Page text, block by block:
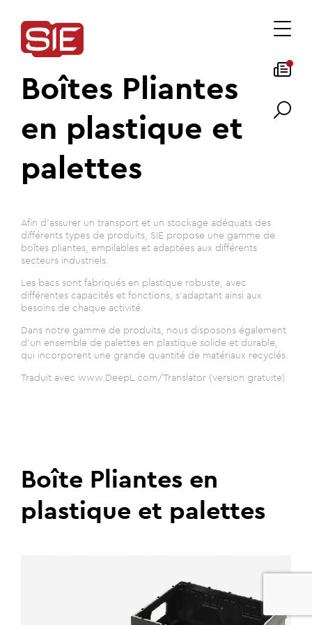
Boîtes Pliantes
en plastique et
palettes
Afin d'assurer un transport et un stockage adéquats des
différents types de produits, SIE propose une gamme de
boîtes pliantes, empilables et adaptées aux différents
secteurs industriels.
Les bacs sont fabriqués en plastique robuste, avec
différentes capacités et fonctions, s'adaptant ainsi aux
besoins de chaque activité.
Dans notre gamme de produits, nous disposons également
d'un ensemble de palettes en plastique solide et durable,
qui incorporent une grande quantité de matériaux recyclés.
Traduit avec www.DeepL.com/Translator (version gratuite)
Boîte Pliantes en
plastique et palettes